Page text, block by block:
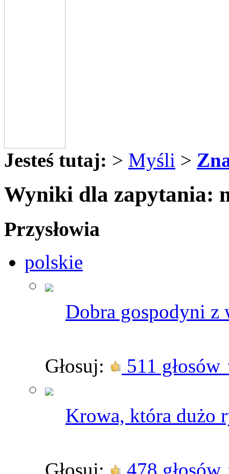
Jesteś tutaj: > Myśli >
Wyniki dla zapytania:
Przysłowia
polskie
Dobra gospodyni
Głosuj: 511
Krowa, która dużo